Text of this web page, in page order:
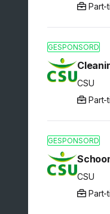
Part-
GESPONSORD
CSU
Part-
GESPONSORD
CSU
Part-